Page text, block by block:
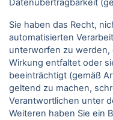
Datenübertragbarkeit
Sie haben das Recht,
automatisierten
unterworfen zu
Wirkung entfaltet oder
beeinträchtigt (gemäß
geltend zu machen,
Verantwortlichen unter
Weiteren haben Sie ein